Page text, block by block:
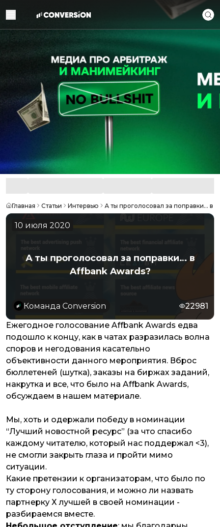
Главная Статьи Интервью А ты проголосовал за поправки… в
10 июля 2020
А ты проголосовал за поправки… в
Affbank Awards?
Команда Conversion 22981
Ежегодное голосование Affbank Awards едва
подошло к концу, как в чатах разразилась волна
споров и негодования касательно
объективности данного мероприятия. Вброс
бюллетеней (шутка), заказы на биржах заданий,
накрутка и все, что было на Affbank Awards,
обсуждаем в нашем материале.
Мы, хоть и одержали победу в номинации
“Лучший новостной ресурс” (за что спасибо
каждому читателю, который нас поддержал <3),
не смогли закрыть глаза и пройти мимо
ситуации.
Какие претензии к организаторам, что было по
ту сторону голосования, и можно ли назвать
партнерку Х лучшей в своей номинации -
разбираемся вместе.